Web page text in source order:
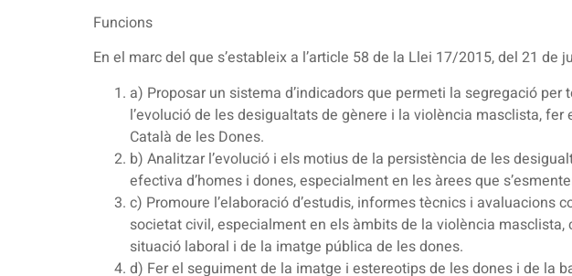
Funcions
En el marc del que s’estableix a l’article 58 de la Llei 17/2015, del 21
a) Proposar un sistema d’indicadors que permeti la segregació
l’evolució de les desigualtats de gènere i la violència masclista,
Català de les Dones.
b) Analitzar l’evolució i els motius de la persistència de les
efectiva d’homes i dones, especialment en les àrees que
c) Promoure l’elaboració d’estudis, informes tècnics i
societat civil, especialment en els àmbits de la violència
situació laboral i de la imatge pública de les dones.
d) Fer el seguiment de la imatge i estereotips de les dones i de la